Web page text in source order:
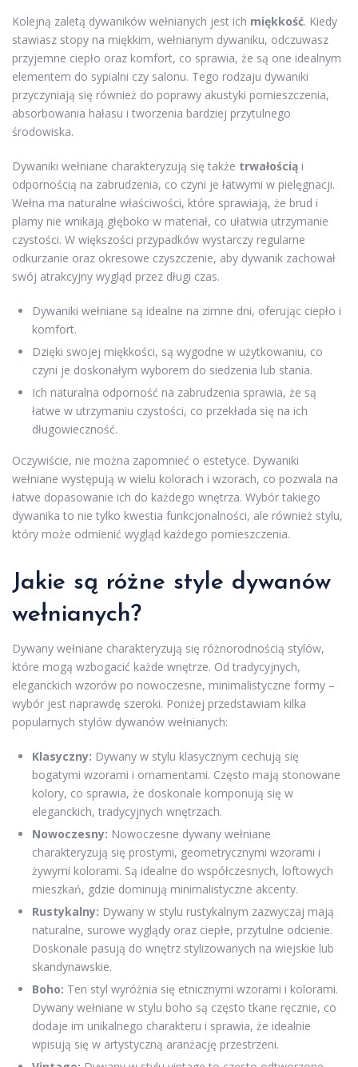
Kolejną zaletą dywaników wełnianych jest ich miękkość. Kiedy
stawiasz stopy na miękkim, wełnianym dywaniku, odczuwasz
przyjemne ciepło oraz komfort, co sprawia, że są one idealnym
elementem do sypialni czy salonu. Tego rodzaju dywaniki
przyczyniają się również do poprawy akustyki pomieszczenia,
absorbowania hałasu i tworzenia bardziej przytulnego
środowiska.
Dywaniki wełniane charakteryzują się także trwałością i
odpornością na zabrudzenia, co czyni je łatwymi w pielęgnacji.
Wełna ma naturalne właściwości, które sprawiają, że brud i
plamy nie wnikają głęboko w materiał, co ułatwia utrzymanie
czystości. W większości przypadków wystarczy regularne
odkurzanie oraz okresowe czyszczenie, aby dywanik zachował
swój atrakcyjny wygląd przez długi czas.
Dywaniki wełniane są idealne na zimne dni, oferując ciepło i
komfort.
Dzięki swojej miękkości, są wygodne w użytkowaniu, co
czyni je doskonałym wyborem do siedzenia lub stania.
Ich naturalna odporność na zabrudzenia sprawia, że są
łatwe w utrzymaniu czystości, co przekłada się na ich
długowieczność.
Oczywiście, nie można zapomnieć o estetyce. Dywaniki
wełniane występują w wielu kolorach i wzorach, co pozwala na
łatwe dopasowanie ich do każdego wnętrza. Wybór takiego
dywanika to nie tylko kwestia funkcjonalności, ale również stylu,
który może odmienić wygląd każdego pomieszczenia.
Jakie są różne style dywanów
wełnianych?
Dywany wełniane charakteryzują się różnorodnością stylów,
które mogą wzbogacić każde wnętrze. Od tradycyjnych,
eleganckich wzorów po nowoczesne, minimalistyczne formy –
wybór jest naprawdę szeroki. Poniżej przedstawiam kilka
popularnych stylów dywanów wełnianych:
Klasyczny: Dywany w stylu klasycznym cechują się
bogatymi wzorami i ornamentami. Często mają stonowane
kolory, co sprawia, że doskonale komponują się w
eleganckich, tradycyjnych wnętrzach.
Nowoczesny: Nowoczesne dywany wełniane
charakteryzują się prostymi, geometrycznymi wzorami i
żywymi kolorami. Są idealne do współczesnych, loftowych
mieszkań, gdzie dominują minimalistyczne akcenty.
Rustykalny: Dywany w stylu rustykalnym zazwyczaj mają
naturalne, surowe wyglądy oraz ciepłe, przytulne odcienie.
Doskonale pasują do wnętrz stylizowanych na wiejskie lub
skandynawskie.
Boho: Ten styl wyróżnia się etnicznymi wzorami i kolorami.
Dywany wełniane w stylu boho są często tkane ręcznie, co
dodaje im unikalnego charakteru i sprawia, że idealnie
wpisują się w artystyczną aranżację przestrzeni.